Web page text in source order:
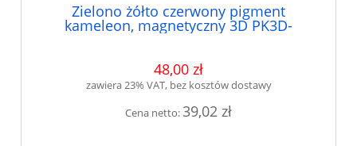
Zielono żółto czerwony pigment
kameleon, magnetyczny 3D PK3D-
ZLZOCE9512
48,00 zł
zawiera 23% VAT, bez kosztów dostawy
Cena netto:39,02 zł